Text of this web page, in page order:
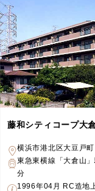
藤和シティコープ大
横浜市港北区大豆戸町
東急東横線「大倉山
分
1996年04月 RC造地